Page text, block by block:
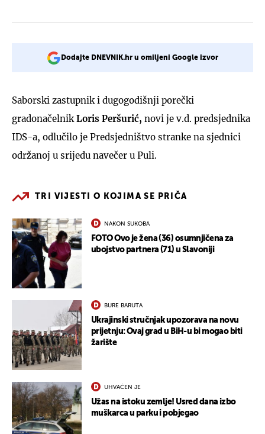
Dodajte DNEVNIK.hr u omiljeni Google izvor
Saborski zastupnik i dugogodišnji porečki
gradonačelnik Loris Peršurić, novi je v.d. predsjednika
IDS-a, odlučilo je Predsjedništvo stranke na sjednici
održanoj u srijedu navečer u Puli.
TRI VIJESTI O KOJIMA SE PRIČA
NAKON SUKOBA
FOTO Ovo je žena (36) osumnjičena za
ubojstvo partnera (71) u Slavoniji
BURE BARUTA
Ukrajinski stručnjak upozorava na novu
prijetnju: Ovaj grad u BiH-u bi mogao biti
žarište
UHVAĆEN JE
Užas na istoku zemlje! Usred dana izbo
muškarca u parku i pobjegao